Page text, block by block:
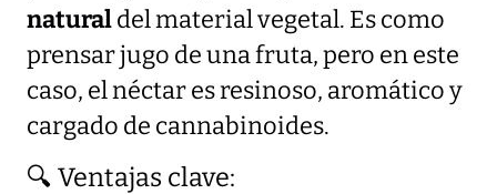
naturaldel material vegetal. Es como
prensar jugo de una fruta, pero en este
caso, el néctar es resinoso, aromático y
cargado de cannabinoides.
🔍 Ventajas clave: